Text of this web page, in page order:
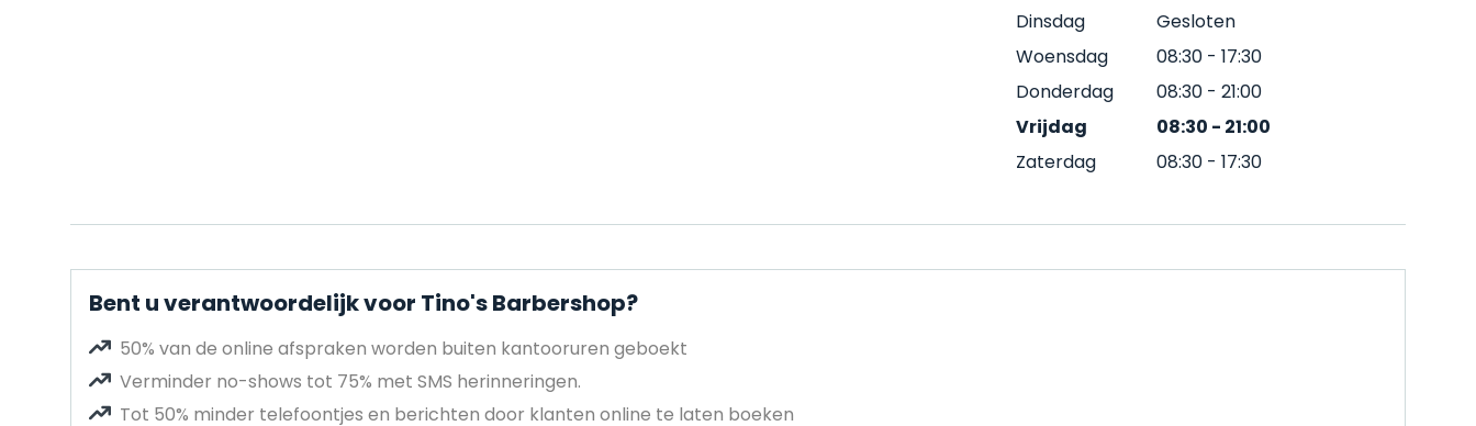
Dinsdag
Gesloten
Woensdag
08:30 - 17:30
Donderdag
08:30 - 21:00
Vrijdag
08:30 - 21:00
Zaterdag
08:30 - 17:30
Bent u verantwoordelijk voor Tino's Barbershop?
50% van de online afspraken worden buiten kantooruren geboekt
Verminder no-shows tot 75% met SMS herinneringen.
Tot 50% minder telefoontjes en berichten door klanten online te laten boeken